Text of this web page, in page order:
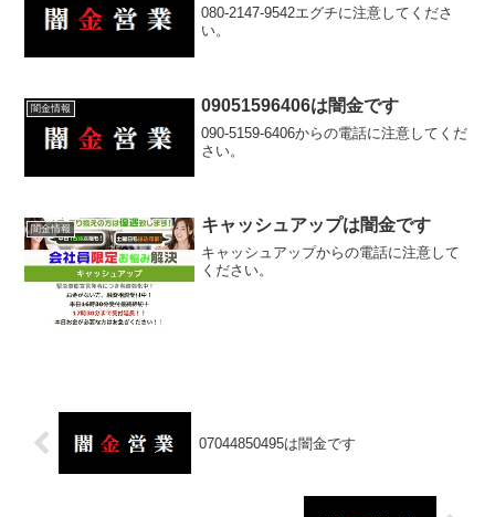
080-2147-9542エグチに注意してくださ
い。
闇金情報 09051596406は闇金です
090-5159-6406からの電話に注意してくだ
さい。
闇金情報 キャッシュアップは闇金です
キャッシュアップからの電話に注意して
ください。
07044850495は闇金です